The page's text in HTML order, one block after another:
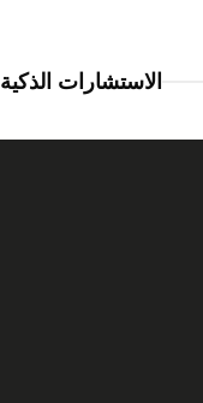
الاستشارات الذكية